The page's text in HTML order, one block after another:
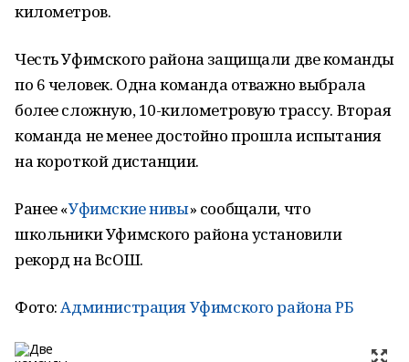
километров.
Честь Уфимского района защищали две команды
по 6 человек. Одна команда отважно выбрала
более сложную, 10-километровую трассу. Вторая
команда не менее достойно прошла испытания
на короткой дистанции.
Ранее «Уфимские нивы» сообщали, что
школьники Уфимского района установили
рекорд на ВсОШ.
Фото:Администрация Уфимского района РБ